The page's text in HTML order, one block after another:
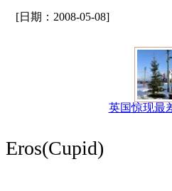
[日期：2008-05-08]
英国惊现最
Eros(Cupid)